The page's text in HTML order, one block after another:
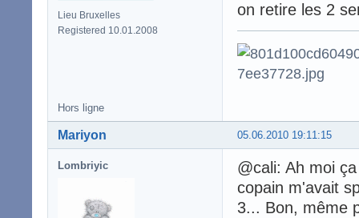
Lieu Bruxelles
Registered 10.01.2008
on retire les 2
Hors ligne
05.06.2010 19:11:15
Mariyon
Lombriyic
@cali: Ah moi
copain m'avait
3... Bon, même